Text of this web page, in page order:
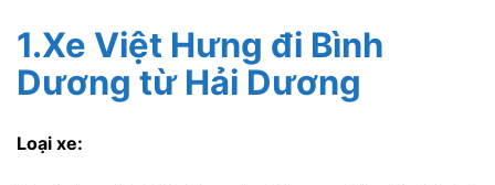
1.Xe Việt Hưng đi Bình
Dương từ Hải Dương
Loại xe: